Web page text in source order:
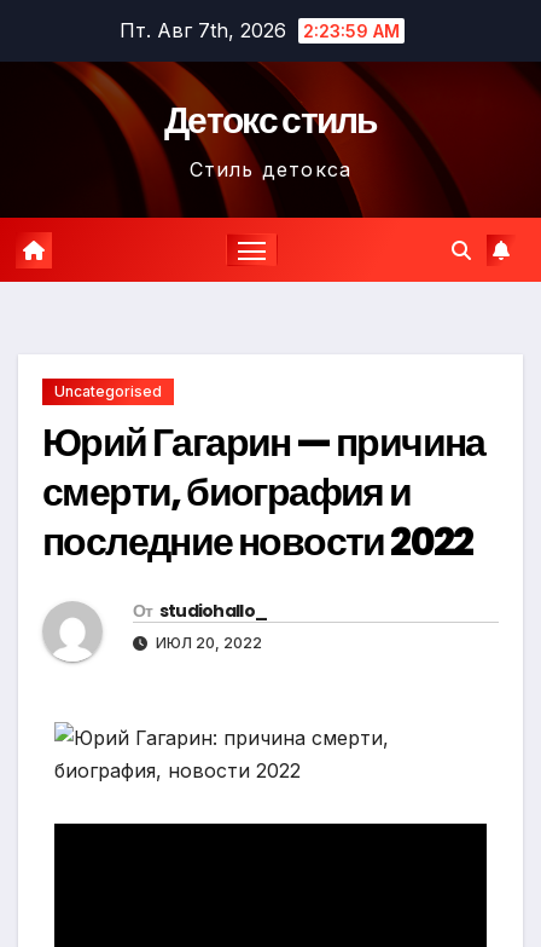
содержимому
Пт. Авг 7th, 2026 2:24:00 AM
Детокс стиль
Стиль детокса
Uncategorised
Юрий Гагарин — причина
смерти, биография и
последние новости 2022
От studiohallo_
ИЮЛ 20, 2022